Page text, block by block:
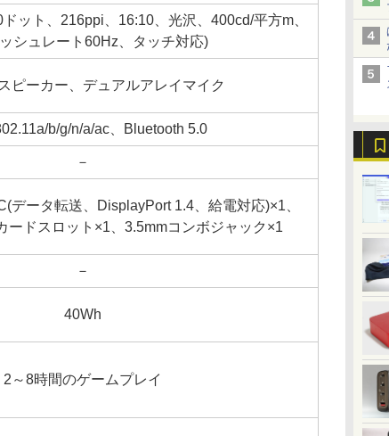
ット、216ppi、16:10、光沢、400cd/平方m、
シュレート60Hz、タッチ対応)
ピーカー、デュアルアレイマイク
b/g/n/a/ac、Bluetooth 5.0
－
データ転送、DisplayPort 1.4、給電対応)×1、
ードスロット×1、3.5mmコンボジャック×1
－
40Wh
2～8時間のゲームプレイ